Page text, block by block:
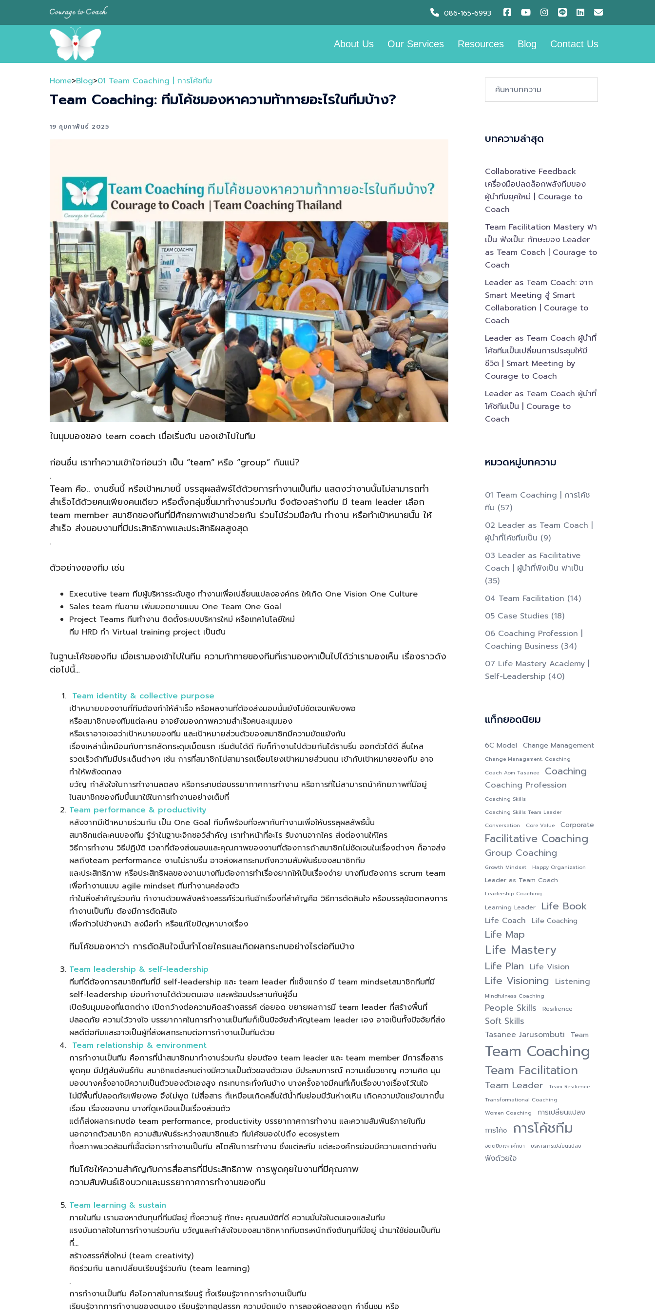
086-165-6993
About Us Our Services Resources Blog Contact Us
Home>Blog>01 Team Coaching | การโค้ชทีม
Team Coaching: ทีมโค้ชมองหาความท้าทายอะไรในทีมบ้าง?
19 กุมภาพันธ์ 2025
ในมุมมองของ team coach เมื่อเริ่มต้น มองเข้าไปในทีม
ก่อนอื่น เราทำความเข้าใจก่อนว่า เป็น “team” หรือ “group” กันแน่?
.
Team คือ.. งานชิ้นนี้ หรือเป้าหมายนี้ บรรลุผลลัพธ์ได้ด้วยการทำงานเป็นทีม แสดงว่างานนั้นไม่สามารถทำ
สำเร็จได้ด้วยคนเพียงคนเดียว หรือตั้งกลุ่มขึ้นมาทำงานร่วมกัน จึงต้องสร้างทีม มี team leader เลือก
team member สมาชิกของทีมที่มีศักยภาพเข้ามาช่วยกัน ร่วมไม้ร่วมมือกัน ทำงาน หรือทำเป้าหมายนั้น ให้
สำเร็จ ส่งมอบงานที่มีประสิทธิภาพและประสิทธิผลสูงสุด
.
ตัวอย่างของทีม เช่น
Executive team ทีมผู้บริหารระดับสูง ทำงานเพื่อเปลี่ยนแปลงองค์กร ให้เกิด One Vision One Culture
Sales team ทีมขาย เพิ่มยอดขายแบบ One Team One Goal
Project Teams ทีมทำงาน ติดตั้งระบบบริหารใหม่ หรือเทคโนโลยีใหม่
ทีม HRD ทำ Virtual training project เป็นต้น
ในฐานะโค้ชของทีม เมื่อเรามองเข้าไปในทีม ความท้าทายของทีมที่เรามองหาเป็นไปได้ว่าเรามองเห็น เรื่องราวดัง
ต่อไปนี้…
Team identity & collective purpose
เป้าหมายของงานที่ทีมต้องทำให้สำเร็จ หรือผลงานที่ต้องส่งมอบนั้นยังไม่ชัดเจนเพียงพอ
หรือสมาชิกของทีมแต่ละคน อาจยังมองภาพความสำเร็จคนละมุมมอง
หรือเราอาจเจอว่าเป้าหมายของทีม และเป้าหมายส่วนตัวของสมาชิกมีความขัดแย้งกัน
เรื่องเหล่านี้เหมือนกับการกลัดกระดุมเม็ดแรก เริ่มต้นได้ดี ทีมก็ทำงานไปด้วยกันได้ราบรื่น ออกตัวได้ดี ลื่นไหล
รวดเร็วถ้าทีมมีประเด็นต่างๆ เช่น การที่สมาชิกไม่สามารถเชื่อมโยงเป้าหมายส่วนตน เข้ากับเป้าหมายของทีม อาจ
ทำให้พลังตกลง
ขวัญ กำลังใจในการทำงานลดลง หรือกระทบต่อบรรยากาศการทำงาน หรือการที่ไม่สามารถนำศักยภาพที่มีอยู่
ในสมาชิกของทีมขึ้นมาใช้ในการทำงานอย่างเต็มที่
Team performance & productivity
หลังจากมีเป้าหมายร่วมกัน เป็น One Goal ทีมก็พร้อมที่จะพากันทำงานเพื่อให้บรรลุผลลัพธ์นั้น
สมาชิกแต่ละคนของทีม รู้ว่าในฐานะจิกซอว์สำคัญ เราทำหน้าที่อะไร รับงานจากใคร ส่งต่องานให้ใคร
วิธีการทำงาน วิธีปฏิบัติ เวลาที่ต้องส่งมอบและคุณภาพของงานที่ต้องการถ้าสมาชิกไม่ชัดเจนในเรื่องต่างๆ ก็อาจส่ง
ผลถึงteam performance งานไม่ราบรื่น อาจส่งผลกระทบถึงความสัมพันธ์ของสมาชิกทีม
และประสิทธิภาพ หรือประสิทธิผลของงานบางทีมต้องการทำเรื่องยากให้เป็นเรื่องง่าย บางทีมต้องการ scrum team
เพื่อทำงานแบบ agile mindset ทีมทำงานคล่องตัว
ทำในสิ่งสำคัญร่วมกัน ทำงานด้วยพลังสร้างสรรค์ร่วมกันอีกเรื่องที่สำคัญคือ วิธีการตัดสินใจ หรือบรรลุข้อตกลงการ
ทำงานเป็นทีม ต้องมีการตัดสินใจ
เพื่อก้าวไปข้างหน้า ลงมือทำ หรือแก้ไขปัญหาบางเรื่อง
ทีมโค้ชมองหาว่า การตัดสินใจนั้นทำโดยใครและเกิดผลกระทบอย่างไรต่อทีมบ้าง
Team leadership & self-leadership
ทีมที่ดีต้องการสมาชิกทีมที่มี self-leadership และ team leader ที่แข็งแกร่ง มี team mindsetสมาชิกทีมที่มี
self-leadership ย่อมทำงานได้ด้วยตนเอง และพร้อมประสานกับผู้อื่น
เปิดรับมุมมองที่แตกต่าง เปิดกว้างต่อความคิดสร้างสรรค์ ต่อยอด ขยายผลการมี team leader ที่สร้างพื้นที่
ปลอดภัย ความไว้วางใจ บรรยากาศในการทำงานเป็นทีมก็เป็นปัจจัยสำคัญteam leader เอง อาจเป็นทั้งปัจจัยที่ส่ง
ผลดีต่อทีมและอาจเป็นผู้ที่ส่งผลกระทบต่อการทำงานเป็นทีมด้วย
Team relationship & environment
การทำงานเป็นทีม คือการที่นำสมาชิกมาทำงานร่วมกัน ย่อมต้อง team leader และ team member มีการสื่อสาร
พูดคุย มีปฏิสัมพันธ์กัน สมาชิกแต่ละคนต่างมีความเป็นตัวของตัวเอง มีประสบการณ์ ความเชี่ยวชาญ ความคิด มุม
มองบางครั้งอาจมีความเป็นตัวของตัวเองสูง กระทบกระทั่งกันบ้าง บางครั้งอาจมีคนที่เก็บเรื่องบางเรื่องไว้ในใจ
ไม่มีพื้นที่ปลอดภัยเพียงพอ จึงไม่พูด ไม่สื่อสาร ก็เหมือนเกิดคลื่นใต้น้ำทีมย่อมมีวันห่างเหิน เกิดความขัดแย้งมากขึ้น
เรื่อย เรื่องของคน บางที่ดูเหมือนเป็นเรื่องส่วนตัว
แต่ก็ส่งผลกระทบต่อ team performance, productivity บรรยากาศการทำงาน และความสัมพันธ์ภายในทีม
นอกจากตัวสมาชิก ความสัมพันธ์ระหว่างสมาชิกแล้ว ทีมโค้ชมองไปถึง ecosystem
ทั้งสภาพแวดล้อมที่เอื้อต่อการทำงานเป็นทีม สไตล์ในการทำงาน ซึ่งแต่ละทีม แต่ละองค์กรย่อมมีความแตกต่างกัน
ทีมโค้ชให้ความสำคัญกับการสื่อสารที่มีประสิทธิภาพ การพูดคุยในงานที่มีคุณภาพ
ความสัมพันธ์เชิงบวกและบรรยากาศการทำงานของทีม
Team learning & sustain
ภายในทีม เรามองหาต้นทุนที่ทีมมีอยู่ ทั้งความรู้ ทักษะ คุณสมบัติที่ดี ความมั่นใจในตนเองและในทีม
แรงบันดาลใจในการทำงานร่วมกัน ขวัญและกำลังใจของสมาชิกหากทีมตระหนักถึงต้นทุนที่มีอยู่ นำมาใช้ย่อมเป็นทีม
ที่…
สร้างสรรค์สิ่งใหม่ (team creativity)
คิดร่วมกัน แลกเปลี่ยนเรียนรู้ร่วมกัน (team learning)
.
การทำงานเป็นทีม คือโอกาสในการเรียนรู้ ทั้งเรียนรู้จากการทำงานเป็นทีม
เรียนรู้จากการทำงานของตนเอง เรียนรู้จากอุปสรรค ความขัดแย้ง การลองผิดลองถูก คำชื่นชม หรือ
Search…
บทความล่าสุด
Collaborative Feedback
เครื่องมือปลดล็อกพลังทีมของ
ผู้นำทีมยุคใหม่ | Courage to
Coach
Team Facilitation Mastery ฟา
เป็น ฟังเป็น: ทักษะของ Leader
as Team Coach | Courage to
Coach
Leader as Team Coach: จาก
Smart Meeting สู่ Smart
Collaboration | Courage to
Coach
Leader as Team Coach ผู้นำที่
โค้ชทีมเป็นเปลี่ยนการประชุมให้มี
ชีวิต | Smart Meeting by
Courage to Coach
Leader as Team Coach ผู้นำที่
โค้ชทีมเป็น | Courage to
Coach
หมวดหมู่บทความ
01 Team Coaching | การโค้ช
ทีม (57)
02 Leader as Team Coach |
ผู้นำที่โค้ชทีมเป็น​ (9)
03 Leader as Facilitative
Coach | ผู้นำที่ฟังเป็น ฟาเป็น​
(35)
04 Team Facilitation (14)
05 Case Studies(18)
06 Coaching Profession |
Coaching Business(34)
07 Life Mastery Academy |
Self-Leadership(40)
แท็กยอดนิยม
6C Model Change Management
Change Management. Coaching
Coach Aom Tasanee
Coaching
Coaching Profession
Coaching Skills
Coaching Skills Team Leader
Conversation
Core Value Corporate
Facilitative Coaching
Group Coaching
Growth Mindset Happy Organization
Leader as Team Coach
Leadership Coaching
Learning Leader Life Book
Life Coach Life Coaching
Life Map
Life Mastery
Life Plan Life Vision
Life Visioning Listening
Mindfulness Coaching
People Skills Resilience
Soft Skills
Tasanee Jarusombuti Team
Team Coaching
Team Facilitation
Team Leader
Team Resilience
Transformational Coaching
Women Coaching
การเปลี่ยนแปลง
การโค้ช
การโค้ชทีม
จิตตปัญญาศึกษา บริหารการเปลี่ยนแปลง
ฟังด้วยใจ